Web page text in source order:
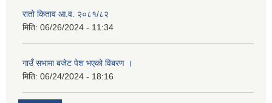
रातो किताव आ.व. २०८१/८२
मिति: 06/26/2024 - 11:34
गाउँ सभामा बजेट पेश भएको विबरण ।
मिति: 06/24/2024 - 18:16